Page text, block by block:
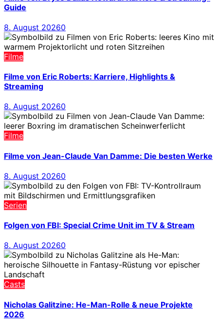
Guide
8. August 20260
Filme
Filme von Eric Roberts: Karriere, Highlights &
Streaming
8. August 20260
Filme
Filme von Jean-Claude Van Damme: Die besten Werke
8. August 20260
Serien
Folgen von FBI: Special Crime Unit im TV & Stream
8. August 20260
Casts
Nicholas Galitzine: He-Man-Rolle & neue Projekte
2026